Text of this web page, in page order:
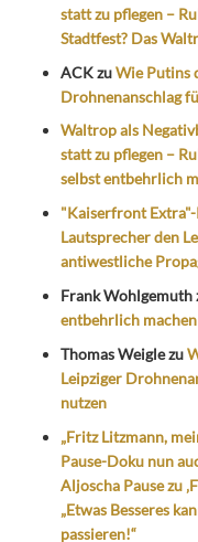
statt zu pflegen –
Stadtfest? Das
ACKzuWie Putins
Drohnenanschlag
Waltrop als
statt zu pflegen –
selbst entbehrlich
"Kaiserfront
Lautsprecher den
antiwestliche
Frank Wohlgemuth
entbehrlich machen
Thomas Weiglezu
Leipziger
nutzen
„Fritz Litzmann,
Pause-Doku nun
Aljoscha Pause zu
„Etwas Besseres
passieren!“